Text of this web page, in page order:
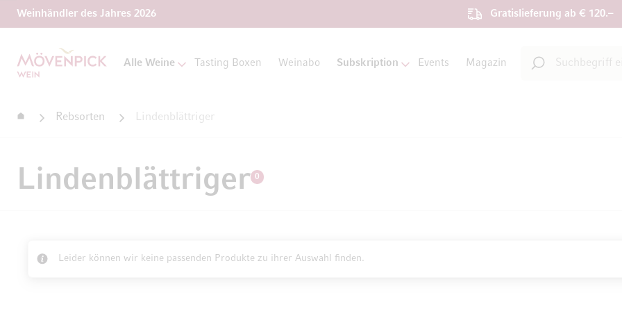
Weinhändler des Jahres 2026 Gratislieferung ab € 120.–
Zur Startseite
Alle Weine Tasting Boxen Weinabo Subskription Events Magazin
Suche
StartseiteRebsorten Lindenblättriger
Lindenblättriger 0
Leider können wir keine passenden Produkte zu ihrer Auswahl finden.